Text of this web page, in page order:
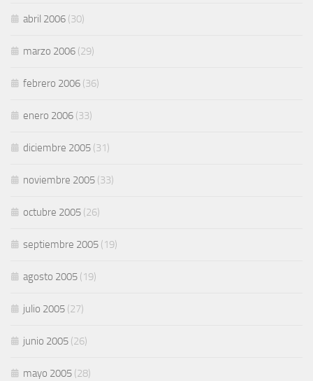
abril 2006 (30)
marzo 2006 (29)
febrero 2006 (36)
enero 2006 (33)
diciembre 2005 (31)
noviembre 2005 (33)
octubre 2005 (26)
septiembre 2005 (19)
agosto 2005 (19)
julio 2005 (27)
junio 2005 (26)
mayo 2005 (28)